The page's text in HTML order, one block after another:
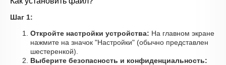
Шаг 1:
Откройте настройки устройства: На главном экране
нажмите на значок "Настройки" (обычно представлен
шестеренкой).
Выберите безопасность и конфиденциальность: